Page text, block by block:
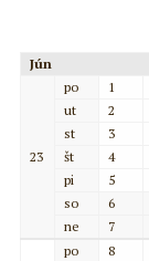
Jún
23
po
1
ut
2
st
3
št
4
pi
5
so
6
ne
7
po
8